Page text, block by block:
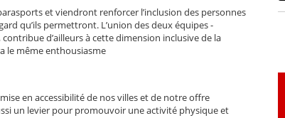
et viendront renforcer l’inclusion des personnes
qu’ils permettront. L’union des deux équipes -
d’ailleurs à cette dimension inclusive de la
le même enthousiasme
en accessibilité de nos villes et de notre offre
un levier pour promouvoir une activité physique et